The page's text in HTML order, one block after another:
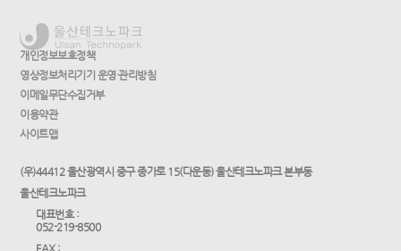
개인정보보호정책
영상정보처리기기 운영·관리방침
이메일무단수집거부
이용약관
사이트맵
(우)44412 울산광역시 중구 종가로 15(다운동) 울산테크노파크 본부동
울산테크노파크
대표번호 :
052-219-8500
FAX :